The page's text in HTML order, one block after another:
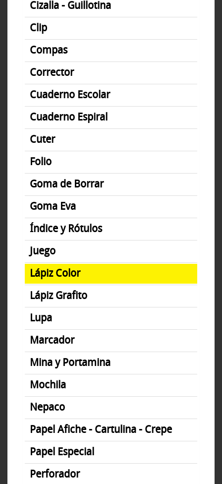
Cizalla - Guillotina
Clip
Compas
Corrector
Cuaderno Escolar
Cuaderno Espiral
Cuter
Folio
Goma de Borrar
Goma Eva
Índice y Rótulos
Juego
Lápiz Color
Lápiz Grafito
Lupa
Marcador
Mina y Portamina
Mochila
Nepaco
Papel Afiche - Cartulina - Crepe
Papel Especial
Perforador